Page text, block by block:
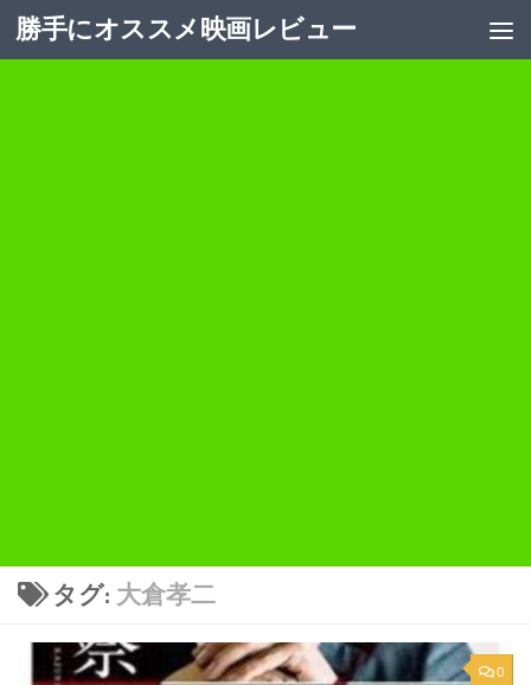
コンテンツへスキップ
勝手にオススメ映画レビュー
タグ: 大倉孝二
0